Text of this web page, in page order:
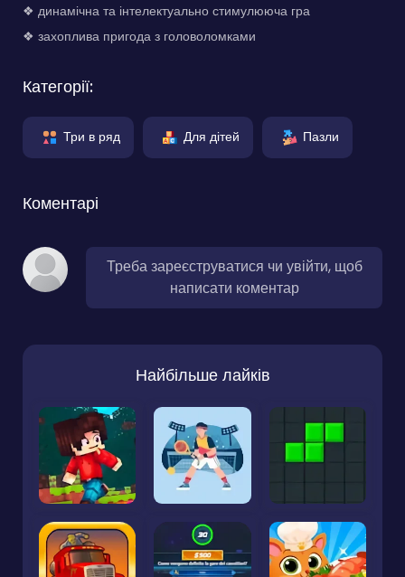
❖ динамічна та інтелектуально стимулююча гра
❖ захоплива пригода з головоломками
Категорії:
Три в ряд Для дітей Пазли
Коментарі
Треба зареєструватися чи увійти, щоб
написати коментар
Найбільше лайків